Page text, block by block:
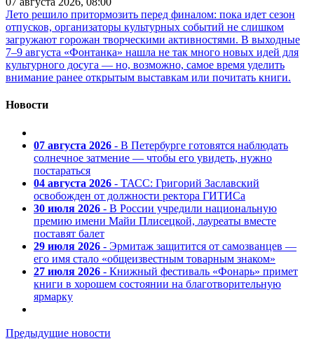
Лето решило притормозить перед финалом: пока идет сезон
отпусков, организаторы культурных событий не слишком
загружают горожан творческими активностями. В выходные
7–9 августа «Фонтанка» нашла не так много новых идей для
культурного досуга — но, возможно, самое время уделить
внимание ранее открытым выставкам или почитать книги.
Новости
07 августа 2026 - В Петербурге готовятся наблюдать
солнечное затмение — чтобы его увидеть, нужно
постараться
04 августа 2026 - ТАСС: Григорий Заславский
освобожден от должности ректора ГИТИСа
30 июля 2026 - В России учредили национальную
премию имени Майи Плисецкой, лауреаты вместе
поставят балет
29 июля 2026 - Эрмитаж защитится от самозванцев —
его имя стало «общеизвестным товарным знаком»
27 июля 2026 - Книжный фестиваль «Фонарь» примет
книги в хорошем состоянии на благотворительную
ярмарку
Предыдущие новости